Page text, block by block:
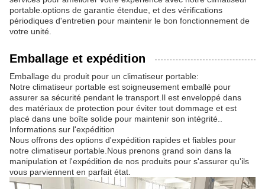
portable.options de garantie étendue, et des vérifications
périodiques d'entretien pour maintenir le bon fonctionnement de
votre unité.
Emballage et expédition
Emballage du produit pour un climatiseur portable:
Notre climatiseur portable est soigneusement emballé pour
assurer sa sécurité pendant le transport.Il est enveloppé dans
des matériaux de protection pour éviter tout dommage et est
placé dans une boîte solide pour maintenir son intégrité..
Informations sur l'expédition
Nous offrons des options d'expédition rapides et fiables pour
notre climatiseur portable.Nous prenons grand soin dans la
manipulation et l'expédition de nos produits pour s'assurer qu'ils
vous parviennent en parfait état.